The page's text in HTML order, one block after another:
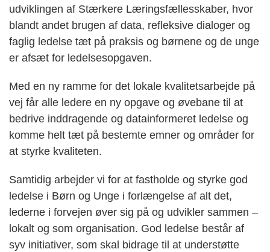
udviklingen af Stærkere Læringsfællesskaber, hvor
blandt andet brugen af data, refleksive dialoger og
faglig ledelse tæt på praksis og børnene og de unge
er afsæt for ledelsesopgaven.
Med en ny ramme for det lokale kvalitetsarbejde på
vej får alle ledere en ny opgave og øvebane til at
bedrive inddragende og datainformeret ledelse og
komme helt tæt på bestemte emner og områder for
at styrke kvaliteten.
Samtidig arbejder vi for at fastholde og styrke god
ledelse i Børn og Unge i forlængelse af alt det,
lederne i forvejen øver sig på og udvikler sammen –
lokalt og som organisation. God ledelse består af
syv initiativer, som skal bidrage til at understøtte